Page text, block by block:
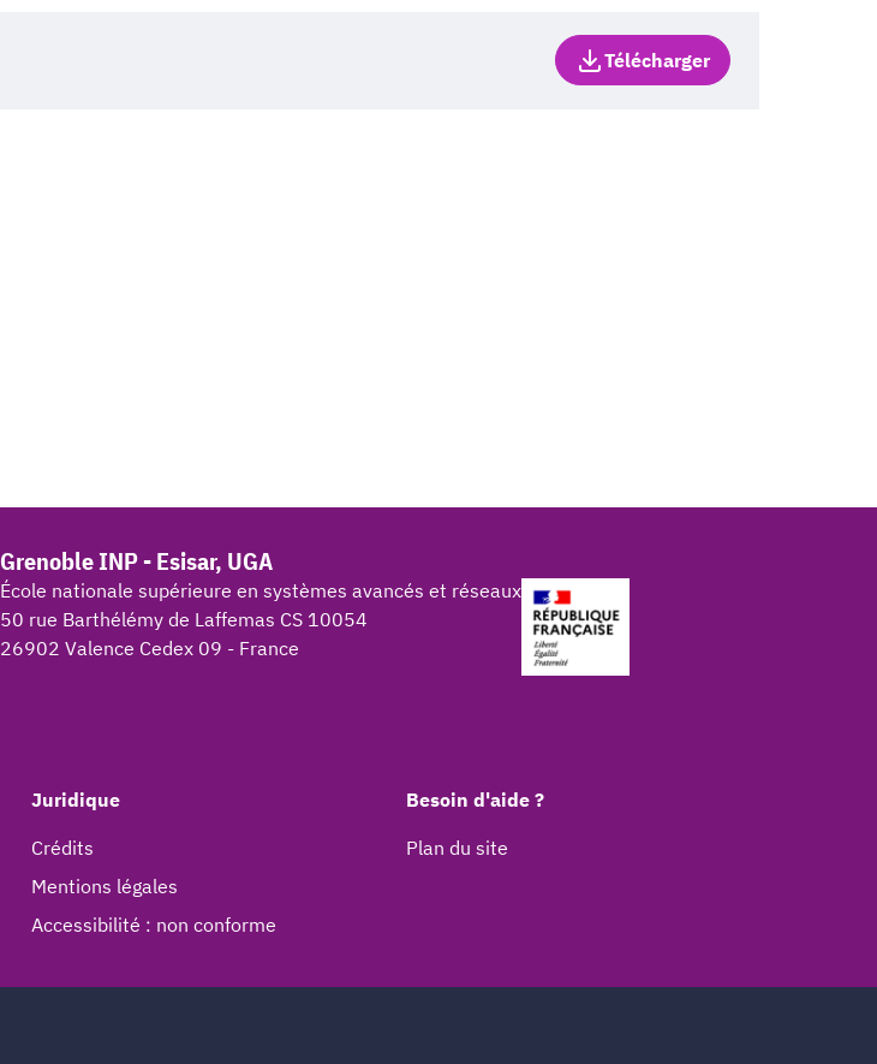
Télécharger
Grenoble INP - Esisar, UGA
École nationale supérieure en systèmes avancés et réseaux
50 rue Barthélémy de Laffemas CS 10054
26902 Valence Cedex 09 - France
Juridique
Crédits
Mentions légales
Accessibilité : non conforme
Besoin d'aide ?
Plan du site